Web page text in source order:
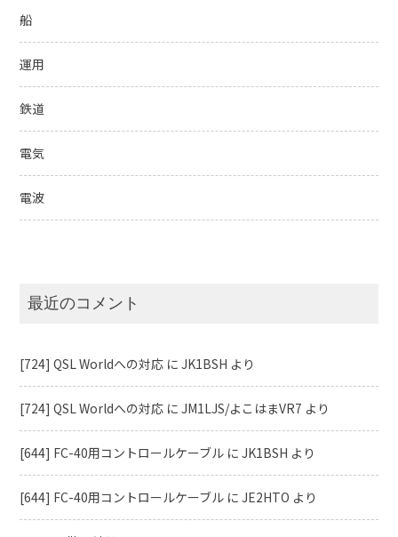
船
運用
鉄道
電気
電波
最近のコメント
[724] QSL Worldへの対応 にJK1BSH より
[724] QSL Worldへの対応 にJM1LJS/よこはまVR7 より
[644] FC-40用コントロールケーブル にJK1BSH より
[644] FC-40用コントロールケーブル にJE2HTO より